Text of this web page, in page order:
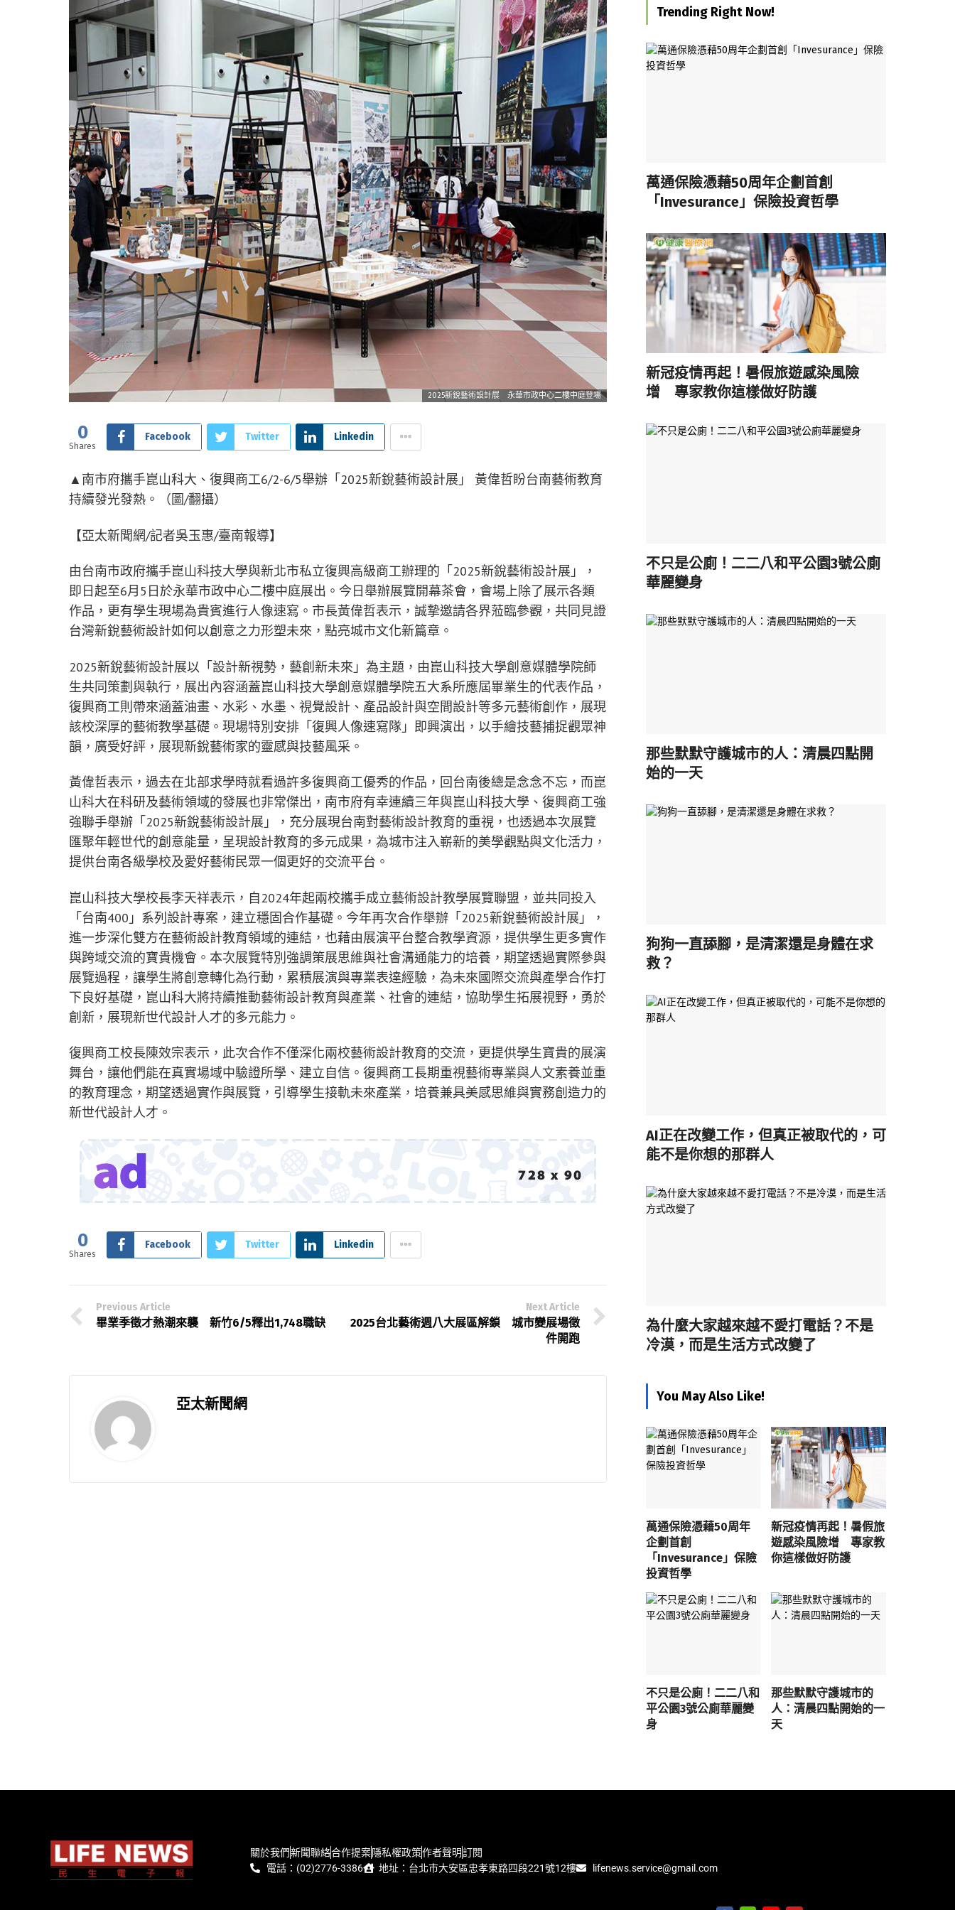
2025新銳藝術設計展 永華市政中心二樓中庭登場
0
Shares
Facebook Twitter Linkedin
▲南市府攜手崑山科大、復興商工6/2-6/5舉辦「2025新銳藝術設計展」 黃偉哲盼台南藝術教育
持續發光發熱。（圖/翻攝）
【亞太新聞網/記者吳玉惠/臺南報導】
由台南市政府攜手崑山科技大學與新北市私立復興高級商工辦理的「2025新銳藝術設計展」，
即日起至6月5日於永華市政中心二樓中庭展出。今日舉辦展覽開幕茶會，會場上除了展示各類
作品，更有學生現場為貴賓進行人像速寫。市長黃偉哲表示，誠摯邀請各界蒞臨參觀，共同見證
台灣新銳藝術設計如何以創意之力形塑未來，點亮城市文化新篇章。
2025新銳藝術設計展以「設計新視勢，藝創新未來」為主題，由崑山科技大學創意媒體學院師
生共同策劃與執行，展出內容涵蓋崑山科技大學創意媒體學院五大系所應屆畢業生的代表作品，
復興商工則帶來涵蓋油畫、水彩、水墨、視覺設計、產品設計與空間設計等多元藝術創作，展現
該校深厚的藝術教學基礎。現場特別安排「復興人像速寫隊」即興演出，以手繪技藝捕捉觀眾神
韻，廣受好評，展現新銳藝術家的靈感與技藝風采。
黃偉哲表示，過去在北部求學時就看過許多復興商工優秀的作品，回台南後總是念念不忘，而崑
山科大在科研及藝術領域的發展也非常傑出，南市府有幸連續三年與崑山科技大學、復興商工強
強聯手舉辦「2025新銳藝術設計展」，充分展現台南對藝術設計教育的重視，也透過本次展覽
匯聚年輕世代的創意能量，呈現設計教育的多元成果，為城市注入嶄新的美學觀點與文化活力，
提供台南各級學校及愛好藝術民眾一個更好的交流平台。
崑山科技大學校長李天祥表示，自2024年起兩校攜手成立藝術設計教學展覽聯盟，並共同投入
「台南400」系列設計專案，建立穩固合作基礎。今年再次合作舉辦「2025新銳藝術設計展」，
進一步深化雙方在藝術設計教育領域的連結，也藉由展演平台整合教學資源，提供學生更多實作
與跨域交流的寶貴機會。本次展覽特別強調策展思維與社會溝通能力的培養，期望透過實際參與
展覽過程，讓學生將創意轉化為行動，累積展演與專業表達經驗，為未來國際交流與產學合作打
下良好基礎，崑山科大將持續推動藝術設計教育與產業、社會的連結，協助學生拓展視野，勇於
創新，展現新世代設計人才的多元能力。
復興商工校長陳效宗表示，此次合作不僅深化兩校藝術設計教育的交流，更提供學生寶貴的展演
舞台，讓他們能在真實場域中驗證所學、建立自信。復興商工長期重視藝術專業與人文素養並重
的教育理念，期望透過實作與展覽，引導學生接軌未來產業，培養兼具美感思維與實務創造力的
新世代設計人才。
0
Shares
Facebook Twitter Linkedin
Previous Article
畢業季徵才熱潮來襲 新竹6/5釋出1,748職缺
Next Article
2025台北藝術週八大展區解鎖 城市變展場徵
件開跑
亞太新聞網
Trending Right Now!
萬通保險憑藉50周年企劃首創
「Invesurance」保險投資哲學
新冠疫情再起！暑假旅遊感染風險
增 專家教你這樣做好防護
不只是公廁！二二八和平公園3號公廁
華麗變身
那些默默守護城市的人：清晨四點開
始的一天
狗狗一直舔腳，是清潔還是身體在求
救？
AI正在改變工作，但真正被取代的，可
能不是你想的那群人
為什麼大家越來越不愛打電話？不是
冷漠，而是生活方式改變了
You May Also Like!
萬通保險憑藉50周年
企劃首創
「Invesurance」保險
投資哲學
新冠疫情再起！暑假旅
遊感染風險增 專家教
你這樣做好防護
不只是公廁！二二八和
平公園3號公廁華麗變
身
那些默默守護城市的
人：清晨四點開始的一
天
關於我們新聞聯絡合作提案隱私權政策作者聲明訂閱
電話：(02)2776-3386
地址：台北市大安區忠孝東路四段221號12樓 lifenews.service@gmail.com